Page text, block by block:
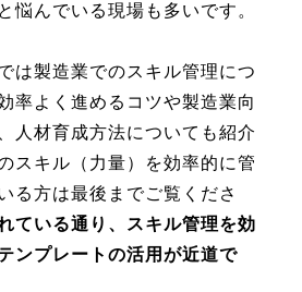
悩んでいる現場も多いです。
は製造業でのスキル管理につ
率よく進めるコツや製造業向
人材育成方法についても紹介
スキル（力量）を効率的に管
る方は最後までご覧くださ
ている通り、スキル管理を効
ンプレートの活用が近道で